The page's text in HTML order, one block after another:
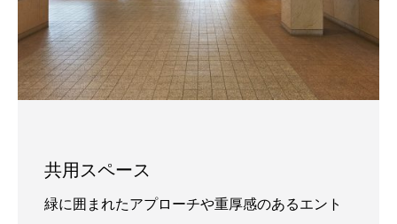
共用スペース
緑に囲まれたアプローチや重厚感のあるエント